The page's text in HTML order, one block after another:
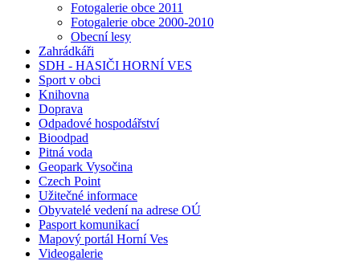
Fotogalerie obce 2011
Fotogalerie obce 2000-2010
Obecní lesy
Zahrádkáři
SDH - HASIČI HORNÍ VES
Sport v obci
Knihovna
Doprava
Odpadové hospodářství
Bioodpad
Pitná voda
Geopark Vysočina
Czech Point
Užitečné informace
Obyvatelé vedení na adrese OÚ
Pasport komunikací
Mapový portál Horní Ves
Videogalerie